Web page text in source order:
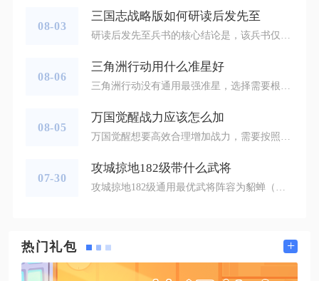
08-03
三国志战略版如何研读后发先至
08-06
三角洲行动用什么准星好
三角洲行动没有通用最强准星，选择需要根据交战距离、枪械类型、作战风格搭配，突击玩家优先全景红点与空心十字腰射准星，远程架点适合带中心点十字样式，追求均衡手感可以选择全息瞄具搭配细小点状准星。准星分为两类，一类是枪械搭载瞄准镜自带镜内准星，另一类是全局腰射准星，两者需要分开调整，不少玩家只关注倍镜，忽略腰射准星参数，导致近距离遭遇战频繁丢失目标，想要稳定提升命中率，两套准星配置都需要优化完善。主打冲锋突击、经常巷战贴脸作战，使用突击步枪、冲锋枪时，优先选择全景红点瞄准镜，这款瞄
08-05
万国觉醒战力应该怎么加
万国觉醒想要高效合理增加战力，需要按照建筑优先级、科技研究顺序、统帅天赋技能分配、兵种养成四个维度集中投放资源，拒绝平均分配资源堆砌虚高战力，分阶段规划投入才能让战力提升兼具数值增长与实战作用，避免出现战力很高却在野战、集结对抗中落败的情况。在建筑升级带来的战力提升环节，全程以市政厅作为第一优先级目标推进升级，市政厅等级决定高阶兵种、更多训练队列、高级学院建筑的解锁权限，每次升级都会直接提升基础战力与部队带兵上限，市政厅升级过程中同步跟进学院、兵营、靶场、马厩与医院的等级，高
07-30
攻城掠地182级带什么武将
攻城掠地182级通用最优武将阵容为貂蝉（副将孟获）、曹操、赵云、夏侯惇（副将魏延），这套四将组合适配副本推图、国战攻城、武斗赛事全场景，是当前主流玩家通关182级司马懿副本的固定搭配，低珍宝、低神兵账号也能依靠该组合降低通关门槛，资源充足后可替换为关羽、周瑜组成五将顶配阵容，兼顾生存、战法限制、持续输出三大核心需求。貂蝉作为首发核心，穿戴真驱虎套装，副将绑定孟获，进场第一时间手动释放战法，核心作用是勾引敌方前四波部将的群体战法，规避大范围混乱伤害，孟获自带撞排机制，能在貂蝉残
热门礼包 +